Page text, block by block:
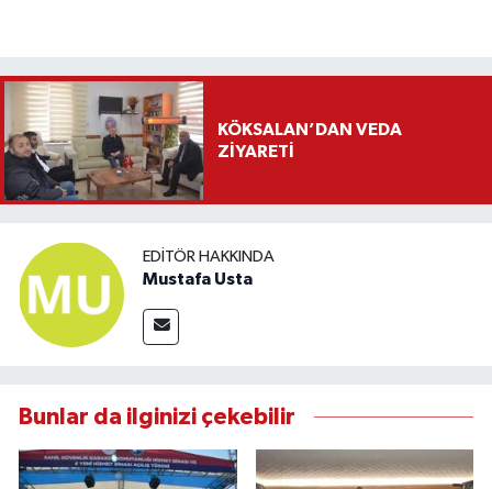
KÖKSALAN’DAN VEDA
ZİYARETİ
EDITÖR HAKKINDA
Mustafa Usta
Bunlar da ilginizi çekebilir